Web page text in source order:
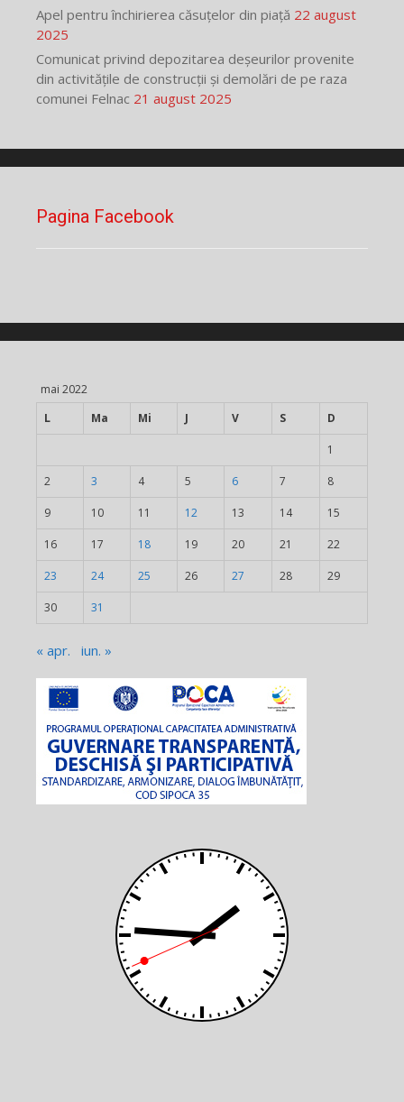
Apel pentru închirierea căsuțelor din piață 22 august
2025
Comunicat privind depozitarea deșeurilor provenite
din activitățile de construcții și demolări de pe raza
comunei Felnac 21 august 2025
Pagina Facebook
mai 2022
L
Ma Mi J V S D
1
2 3 4 5 6 7 8
9 10 11 12 13 14 15
16 17 18 19 20 21 22
23 24 25 26 27 28 29
30 31
« apr. iun. »